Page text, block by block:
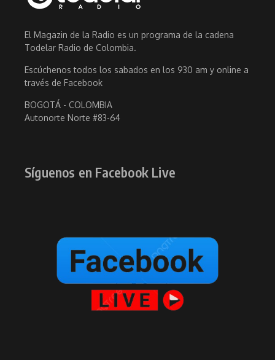
El Magazin de la Radio es un programa de la cadena
Todelar Radio de Colombia.
Escúchenos todos los sabados en los 930 am y online a
través de Facebook
BOGOTÁ - COLOMBIA
Autonorte Norte #83-64
Síguenos en Facebook Live